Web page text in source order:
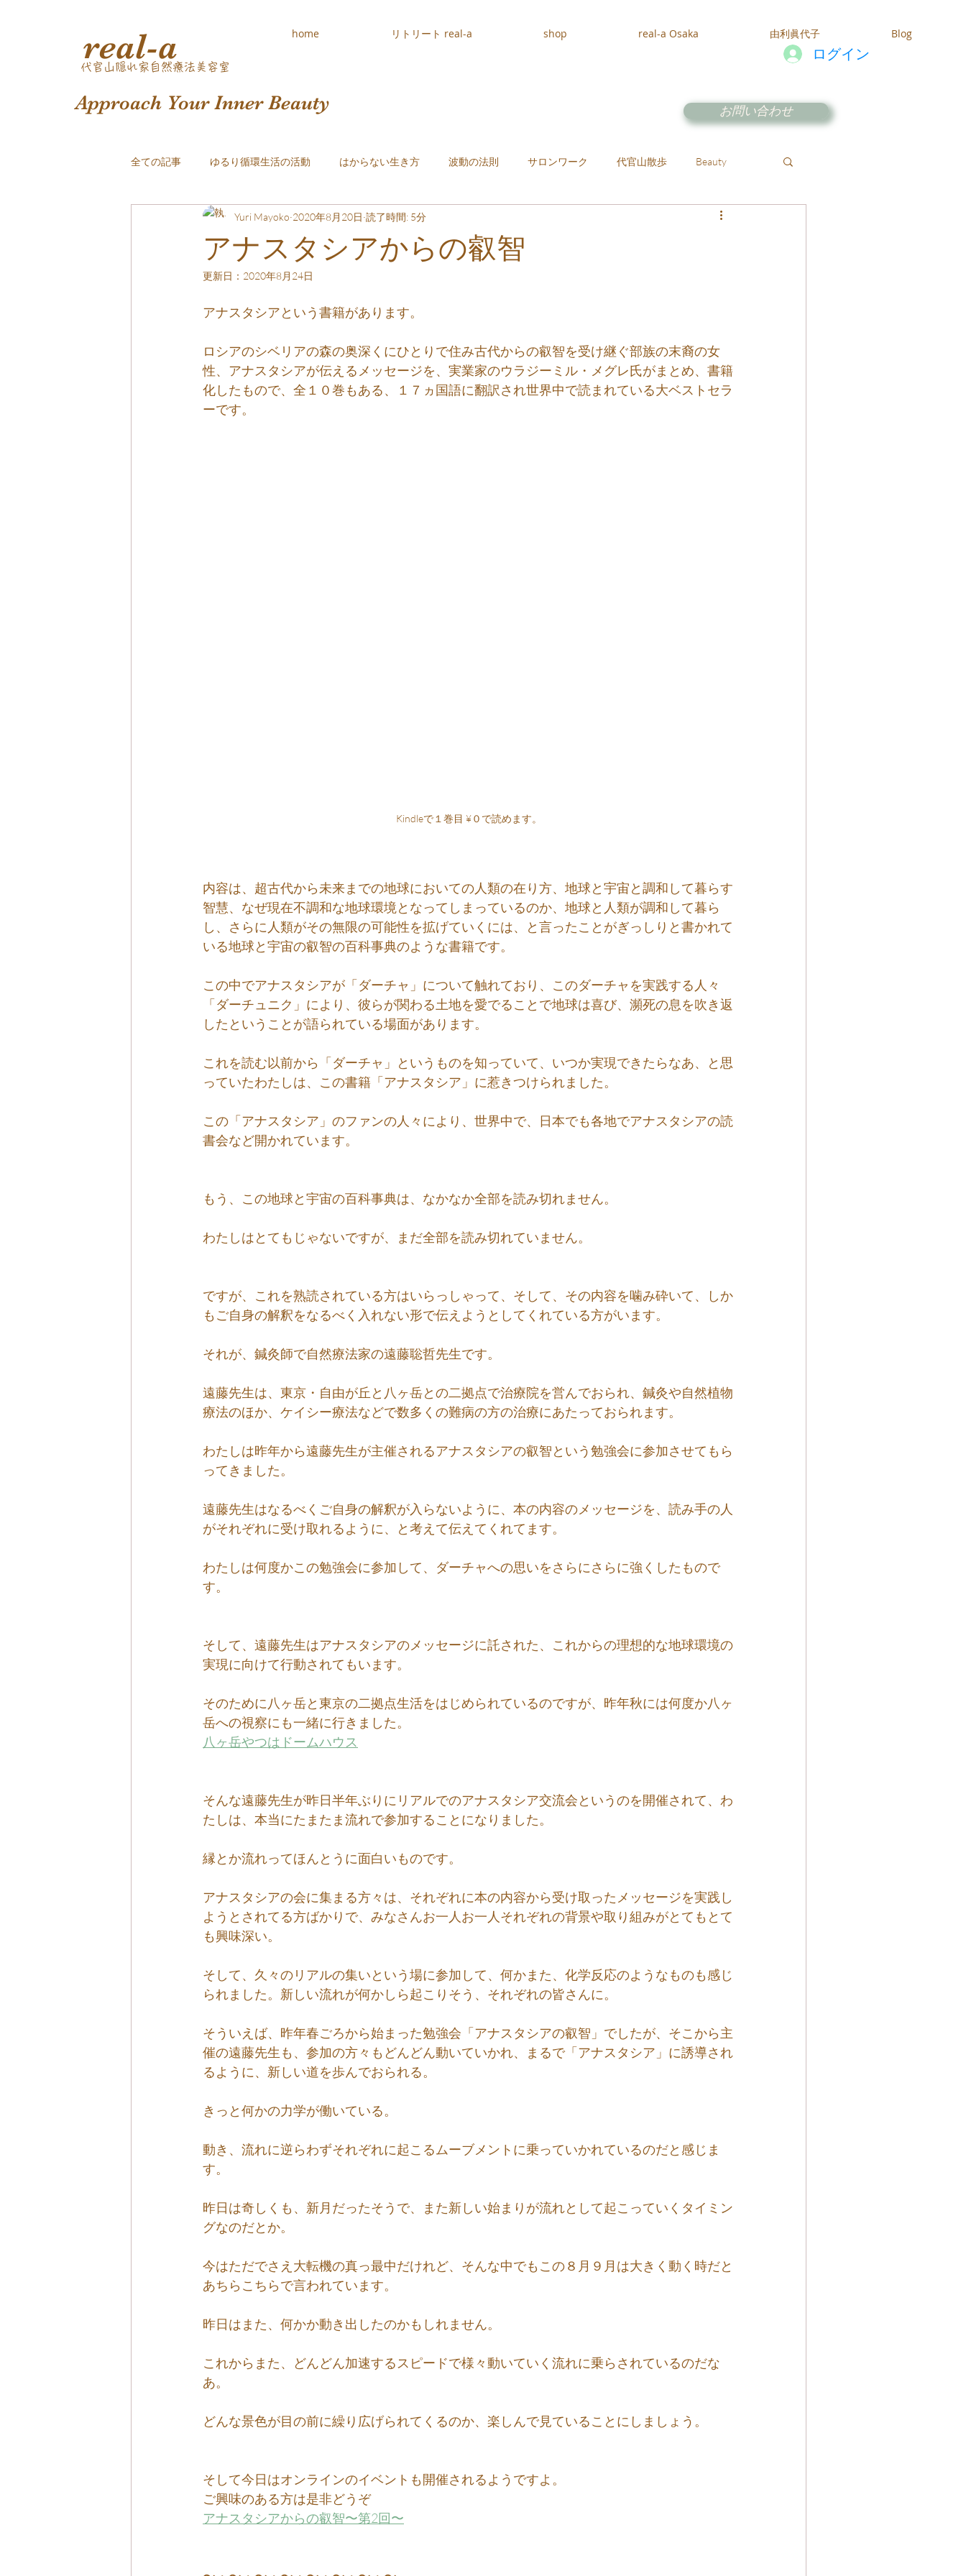
real-a home リトリート real-a shop real-a Osaka 由利眞代子 Blog
ログイン
​代官山隠れ家自然療法美容室
Approach Your Inner Beauty お問い合わせ
全ての記事 ゆるり循環生活の活動 はからない生き方 波動の法則 サロンワーク 代官山散歩 Beauty
おしゃれな白髪染め
アナスタシアからの叡智
Yuri Mayoko 2020年8月20日 読了時間: 5分
更新日： 2020年8月24日
アナスタシアという書籍があります。
ロシアのシベリアの森の奥深くにひとりで住み古代からの叡智を受け継ぐ部族の末裔の女
性、アナスタシアが伝えるメッセージを、実業家のウラジーミル・メグレ氏がまとめ、書籍
化したもので、全１０巻もある、１７ヵ国語に翻訳され世界中で読まれている大ベストセラ
ーです。
Kindleで１巻目 ¥０で読めます。
内容は、超古代から未来までの地球においての人類の在り方、地球と宇宙と調和して暮らす
智慧、なぜ現在不調和な地球環境となってしまっているのか、地球と人類が調和して暮ら
し、さらに人類がその無限の可能性を拡げていくには、と言ったことがぎっしりと書かれて
いる地球と宇宙の叡智の百科事典のような書籍です。
この中でアナスタシアが「ダーチャ」について触れており、このダーチャを実践する人々
「ダーチュニク」により、彼らが関わる土地を愛でることで地球は喜び、瀕死の息を吹き返
したということが語られている場面があります。
これを読む以前から「ダーチャ」というものを知っていて、いつか実現できたらなあ、と思
っていたわたしは、この書籍「アナスタシア」に惹きつけられました。
この「アナスタシア」のファンの人々により、世界中で、日本でも各地でアナスタシアの読
書会など開かれています。
もう、この地球と宇宙の百科事典は、なかなか全部を読み切れません。
わたしはとてもじゃないですが、まだ全部を読み切れていません。
ですが、これを熟読されている方はいらっしゃって、そして、その内容を噛み砕いて、しか
もご自身の解釈をなるべく入れない形で伝えようとしてくれている方がいます。
それが、鍼灸師で自然療法家の遠藤聡哲先生です。
遠藤先生は、東京・自由が丘と八ヶ岳との二拠点で治療院を営んでおられ、鍼灸や自然植物
療法のほか、ケイシー療法などで数多くの難病の方の治療にあたっておられます。
わたしは昨年から遠藤先生が主催されるアナスタシアの叡智という勉強会に参加させてもら
ってきました。
遠藤先生はなるべくご自身の解釈が入らないように、本の内容のメッセージを、読み手の人
がそれぞれに受け取れるように、と考えて伝えてくれてます。
わたしは何度かこの勉強会に参加して、ダーチャへの思いをさらにさらに強くしたもので
す。
そして、遠藤先生はアナスタシアのメッセージに託された、これからの理想的な地球環境の
実現に向けて行動されてもいます。
そのために八ヶ岳と東京の二拠点生活をはじめられているのですが、昨年秋には何度か八ヶ
岳への視察にも一緒に行きました。
八ヶ岳やつはドームハウス
そんな遠藤先生が昨日半年ぶりにリアルでのアナスタシア交流会というのを開催されて、わ
たしは、本当にたまたま流れで参加することになりました。
縁とか流れってほんとうに面白いものです。
アナスタシアの会に集まる方々は、それぞれに本の内容から受け取ったメッセージを実践し
ようとされてる方ばかりで、みなさんお一人お一人それぞれの背景や取り組みがとてもとて
も興味深い。
そして、久々のリアルの集いという場に参加して、何かまた、化学反応のようなものも感じ
られました。新しい流れが何かしら起こりそう、それぞれの皆さんに。
そういえば、昨年春ごろから始まった勉強会「アナスタシアの叡智」でしたが、そこから主
催の遠藤先生も、参加の方々もどんどん動いていかれ、まるで「アナスタシア」に誘導され
るように、新しい道を歩んでおられる。
きっと何かの力学が働いている。
動き、流れに逆らわずそれぞれに起こるムーブメントに乗っていかれているのだと感じま
す。
昨日は奇しくも、新月だったそうで、また新しい始まりが流れとして起こっていくタイミン
グなのだとか。
今はただでさえ大転機の真っ最中だけれど、そんな中でもこの８月９月は大きく動く時だと
あちらこちらで言われています。
昨日はまた、何かか動き出したのかもしれません。
これからまた、どんどん加速するスピードで様々動いていく流れに乗らされているのだな
あ。
どんな景色が目の前に繰り広げられてくるのか、楽しんで見ていることにしましょう。
そして今日はオンラインのイベントも開催されるようですよ。
ご興味のある方は是非どうぞ
アナスタシアからの叡智〜第2回〜